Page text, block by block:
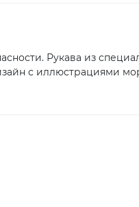
Рукава из
с иллюстрациями